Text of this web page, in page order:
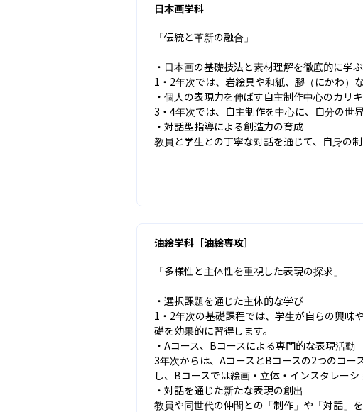
日本画学科
「伝統と革新の融合」
・日本画の基礎技法と素材理解を徹底的に学ぶ
1・2年次では、岩絵具や和紙、膠（にかわ）
・個人の表現力を伸ばす自主制作中心のカリ
3・4年次では、自主制作を中心に、自分の世
・対話型指導による創造力の育成
教員と学生との丁寧な対話を通じて、自身の
油絵学科［油絵専攻］
「多様性と主体性を重視した表現の探求」
・選択課題を通じた主体的な学び
1・2年次の基礎課程では、学生が自らの興味
礎を効果的に習得します。
・Aコース、Bコースによる専門的な表現活動
3年次からは、AコースとBコースの2つのコ
し、Bコースでは絵画・立体・インスタレー
・対話を通じた新たな表現の創出
教員や同世代の仲間との「制作」や「対話」